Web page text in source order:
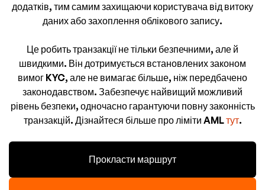
додатків, тим самим захищаючи користувача від витоку
даних або захоплення облікового запису.
Це робить транзакції не тільки безпечними, але й
швидкими. Він дотримується встановлених законом
вимог KYC, але не вимагає більше, ніж передбачено
законодавством. Забезпечує найвищий можливий
рівень безпеки, одночасно гарантуючи повну законність
транзакцій. Дізнайтеся більше про ліміти AMLтут.
Прокласти маршрут